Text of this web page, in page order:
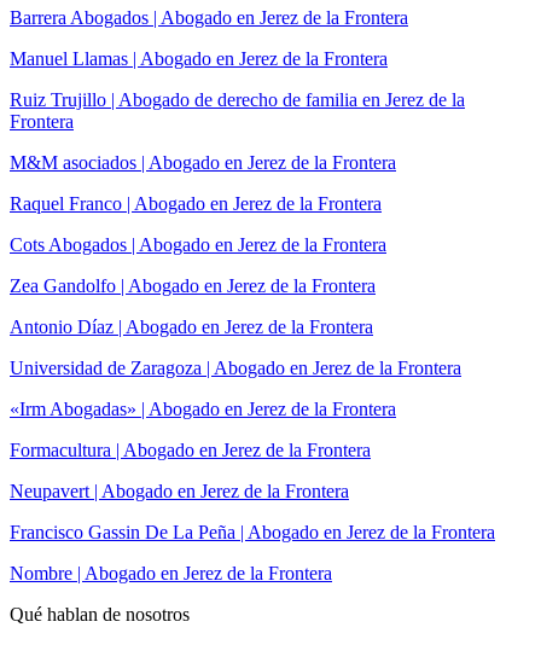
Barrera Abogados | Abogado en Jerez de la Frontera
Manuel Llamas | Abogado en Jerez de la Frontera
Ruiz Trujillo | Abogado de derecho de familia en Jerez de la
Frontera
M&M asociados | Abogado en Jerez de la Frontera
Raquel Franco | Abogado en Jerez de la Frontera
Cots Abogados | Abogado en Jerez de la Frontera
Zea Gandolfo | Abogado en Jerez de la Frontera
Antonio Díaz | Abogado en Jerez de la Frontera
Universidad de Zaragoza | Abogado en Jerez de la Frontera
«Irm Abogadas» | Abogado en Jerez de la Frontera
Formacultura | Abogado en Jerez de la Frontera
Neupavert | Abogado en Jerez de la Frontera
Francisco Gassin De La Peña | Abogado en Jerez de la Frontera
Nombre | Abogado en Jerez de la Frontera
Qué hablan de nosotros